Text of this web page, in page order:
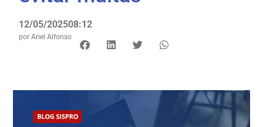
12/05/202508:12
por Ariel Alfonso